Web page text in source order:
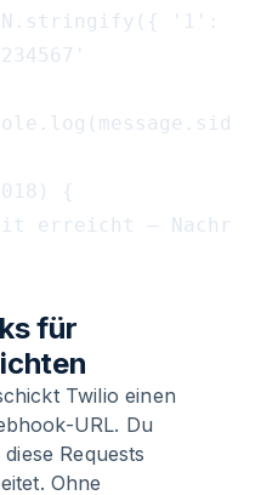
'1':
{
erreicht –
für
Twilio einen
URL. Du
Requests
Ohne